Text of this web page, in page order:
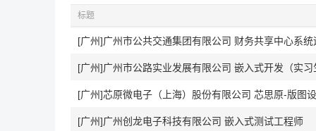
标题
[广州]广州市公共交通集团有限公司 财务共享中心系
[广州]广州市公路实业发展有限公司 嵌入式开发（实习
[广州]芯原微电子（上海）股份有限公司 芯思原-版图
[广州]广州创龙电子科技有限公司 嵌入式测试工程师